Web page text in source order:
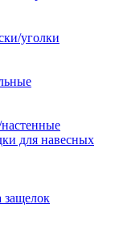
уголки
для навесных
защелок